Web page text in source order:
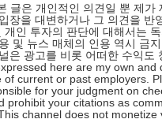
글은 개인적인 의견일 뿐 제가
장을 대변하거나 그 의견을 반
개인 투자의 판단에 대해서는
및 뉴스 매체의 인용 역시 금
은 광고를 비롯 어떠한 수익도
here are my own and
of current or past employers.
for your judgment on
prohibit your citations as
channel does not monetize